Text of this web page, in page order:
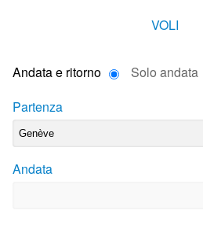
VOLI
Andata e ritorno Solo andata
Partenza
Andata